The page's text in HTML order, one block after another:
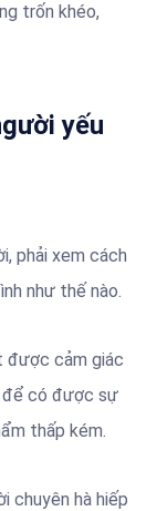
trốn khéo,
yếu
phải xem cách
như thế nào.
được cảm giác
để có được sự
thấp kém.
chuyên hà hiếp